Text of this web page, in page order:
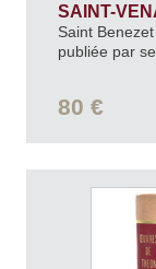
SAINT-
Saint
publiée par
80 €